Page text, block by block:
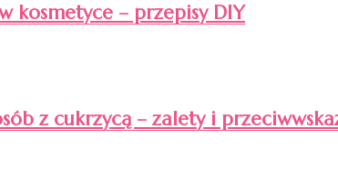
kosmetyce – przepisy DIY
z cukrzycą – zalety i